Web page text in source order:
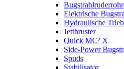
Elektrische
Hydraulische
Jetthruster
Quick MC² X
Side-Power
Spuds
Stabilisator